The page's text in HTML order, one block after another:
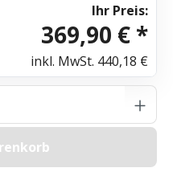
Ihr Preis:
369,90 € *
inkl. MwSt. 440,18 €
gewünschten